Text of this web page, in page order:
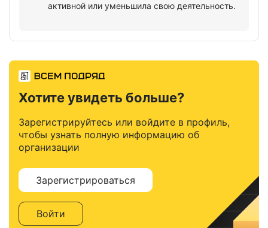
активной или уменьшила свою деятельность.
Хотите увидеть больше?
Зарегистрируйтесь или войдите в профиль,
чтобы узнать полную информацию об
организации
Зарегистрироваться
Войти